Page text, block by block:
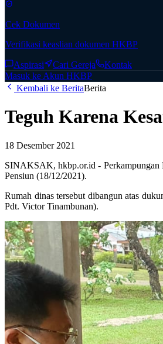
Cek Dokumen
Verifikasi keaslian dokumen HKBP
Aspirasi Cari Gereja
Kontak
Masuk ke Akun HKBP
Kembali ke BeritaBerita
Teguh Karena
18 Desember 2021
SINAKSAK, hkbp.or.id - Perkampungan
Pensiun (18/12/2021).
Rumah dinas tersebut dibangun atas
Pdt. Victor Tinambunan).